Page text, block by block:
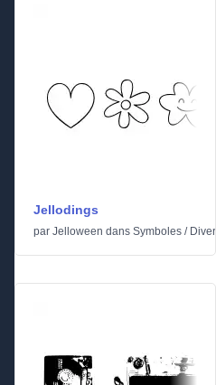
Jellodings
par Jelloween dans Symboles /